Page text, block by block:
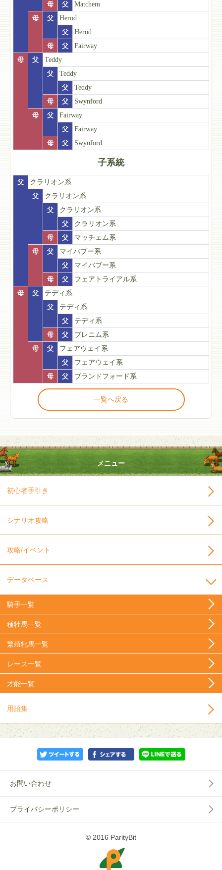
母
父
Matchem
母
父
Herod
父
Herod
母
父
Fairway
母
父
Teddy
父
Teddy
父
Teddy
母
父
Swynford
母
父
Fairway
父
Fairway
母
父 Swynford
子系統
父
クラリオン系
父
クラリオン系
父
クラリオン系
父
クラリオン系
母
父
マッチェム系
母
父
マイバブー系
父
マイバブー系
母
父
フェアトライアル系
母
父
テディ系
父
テディ系
父
テディ系
母
父
ブレニム系
母
父
フェアウェイ系
父
フェアウェイ系
母
父 ブランドフォード系
一覧へ戻る
メニュー
初心者手引き
シナリオ攻略
攻略/イベント
データベース
騎手一覧
種牡馬一覧
繁殖牝馬一覧
レース一覧
才能一覧
用語集
お問い合わせ
プライバシーポリシー
© 2016 ParityBit